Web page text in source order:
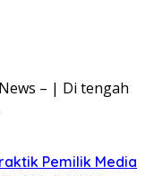
– | Di tengah
Pemilik Media